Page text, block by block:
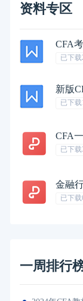
资料专区
CFA
已下载
新版
已下载
CFA
已下载
金融
已下载
一周排行